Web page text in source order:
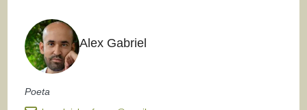
Alex Gabriel
Poeta